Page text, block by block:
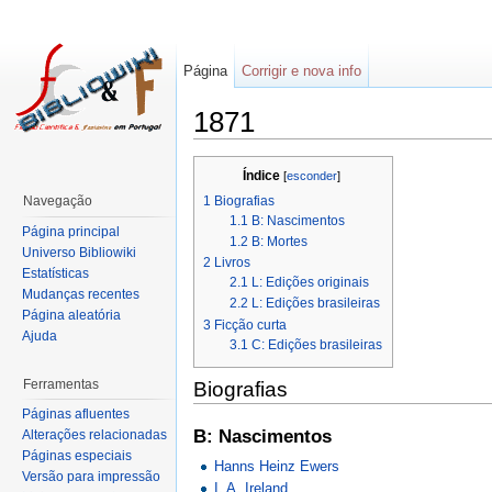
1871
Índice [esconder]
1 Biografias
1.1 B: Nascimentos
1.2 B: Mortes
2 Livros
2.1 L: Edições originais
2.2 L: Edições brasileiras
3 Ficção curta
3.1 C: Edições brasileiras
Biografias
B: Nascimentos
Hanns Heinz Ewers
I. A. Ireland
Página Corrigir e nova info
Navegação
Página principal
Universo Bibliowiki
Estatísticas
Mudanças recentes
Página aleatória
Ajuda
Ferramentas
Páginas afluentes
Alterações relacionadas
Páginas especiais
Versão para impressão